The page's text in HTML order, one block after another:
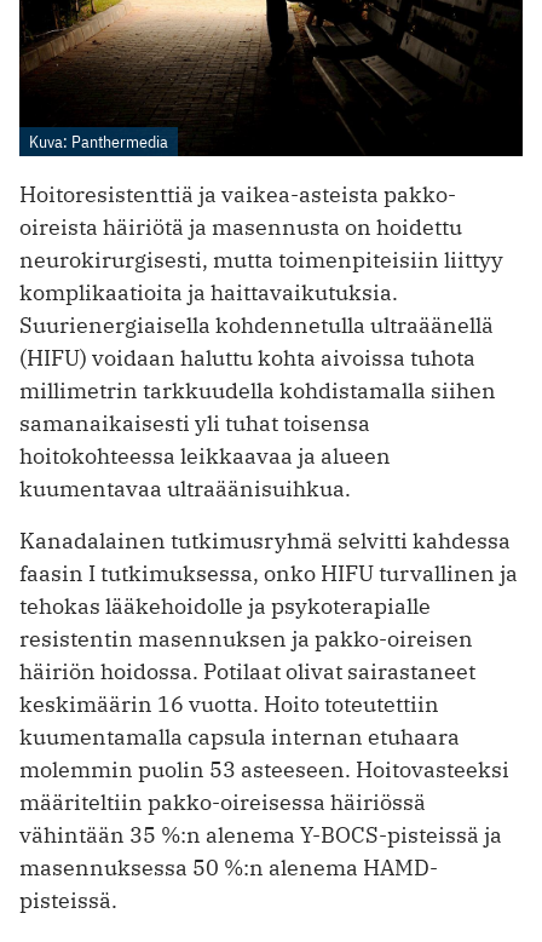
Kuva: Panthermedia
Hoitoresistenttiä ja vaikea-asteista pakko-
oireista häiriötä ja masennusta on hoidettu
neurokirurgisesti, mutta toimenpiteisiin liittyy
komplikaatioita ja haittavaikutuksia.
Suurienergiaisella kohdennetulla ultra­äänellä
(HIFU) voidaan haluttu kohta aivoissa tuhota
millimetrin tarkkuudella kohdistamalla siihen
samanaikaisesti yli tuhat toisensa
hoitokohteessa leikkaavaa ja alueen
kuumentavaa ultraäänisuihkua.
Kanadalainen tutkimusryhmä selvitti kahdessa
faasin I tutkimuksessa, onko HIFU turvallinen ja
tehokas lääkehoidolle ja psykoterapialle
resistentin masen­nuksen ja pakko-oireisen
häiriön hoidossa. Potilaat olivat sairastaneet
keskimäärin 16 vuotta. Hoito ­toteutettiin
kuumentamalla capsula internan etuhaara
molemmin puolin 53 asteeseen. Hoitovasteeksi
määriteltiin pakko-oireisessa häiriössä
vähintään 35 %:n alenema Y-BOCS-­pisteissä ja
masennuksessa 50 %:n alenema HAMD-
pisteissä.